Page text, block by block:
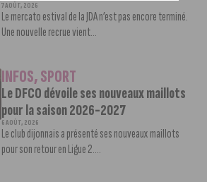
7 AOÛT, 2026
Le mercato estival de la JDA n’est pas encore terminé.
Une nouvelle recrue vient...
INFOS,SPORT
Le DFCO dévoile ses nouveaux maillots
pour la saison 2026-2027
6 AOÛT, 2026
Le club dijonnais a présenté ses nouveaux maillots
pour son retour en Ligue 2....